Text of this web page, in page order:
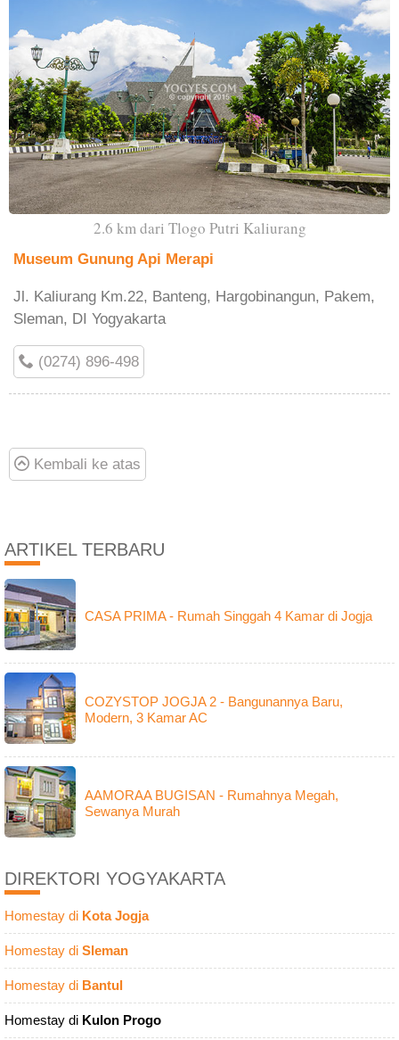
2.6 km dari Tlogo Putri Kaliurang
Museum Gunung Api Merapi
Jl. Kaliurang Km.22, Banteng, Hargobinangun, Pakem,
Sleman, DI Yogyakarta
(0274) 896-498
Kembali ke atas
ARTIKEL TERBARU
CASA PRIMA - Rumah Singgah 4 Kamar di Jogja
COZYSTOP JOGJA 2 - Bangunannya Baru,
Modern, 3 Kamar AC
AAMORAA BUGISAN - Rumahnya Megah,
Sewanya Murah
DIREKTORI YOGYAKARTA
Homestay di Kota Jogja
Homestay di Sleman
Homestay di Bantul
Homestay di Kulon Progo